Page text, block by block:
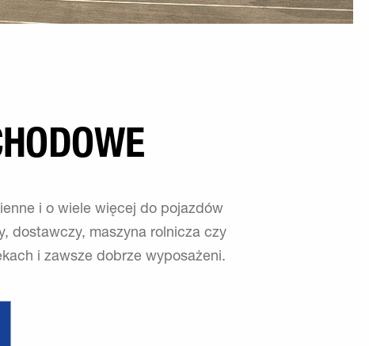
i o wiele więcej do pojazdów
dostawczy, maszyna rolnicza czy
i zawsze dobrze wyposażeni.